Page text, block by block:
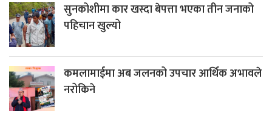
सुनकोशीमा कार खस्दा बेपत्ता भएका तीन जनाको
पहिचान खुल्यो
कमलामाईमा अब जलनको उपचार आर्थिक अभावले
नरोकिने